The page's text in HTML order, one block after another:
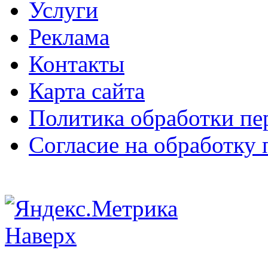
Услуги
Реклама
Контакты
Карта сайта
Политика обработки
Согласие на
Наверх